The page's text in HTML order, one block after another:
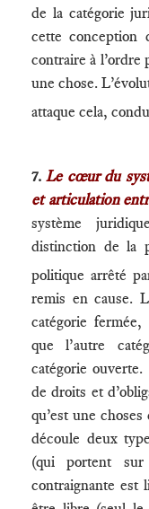
de la catégorie
cette conception
contraire à l’ordre
une chose.
attaque cela,
7. Le cœur du
et articulation
système
distinction de la
politique arrêté
remis en cause.
catégorie
que l’autre
catégorie
de droits et
qu’est une
découle deux
(qui portent
contraignante est